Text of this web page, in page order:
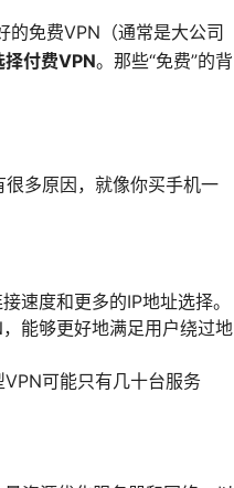
的免费VPN（通常是大公司
择付费VPN。那些“免费”的背
多原因，就像你买手机一
速度和更多的IP地址选择。
能够更好地满足用户绕过地
可能只有几十台服务